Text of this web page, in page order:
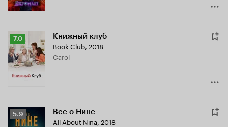
Рейтинг
Кинопоиска
7.0
7.0 Книжный клуб
Book Club, 2018
Carol
Рейтинг
Кинопоиска
5.9 Все о Нине
All About Nina, 2018